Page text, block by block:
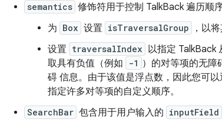
semantics 修饰符用于控制 TalkBack 遍历顺序
为 Box 设置 isTraversalGroup
，以
设置 traversalIndex 以指定 TalkBack
取具有负值（例如
-1 ）的对等项的无障
碍 信息。由于该值是浮点数，因此您可
指定许多对等项的自定义顺序。
SearchBar 包含用于用户输入的 inputField